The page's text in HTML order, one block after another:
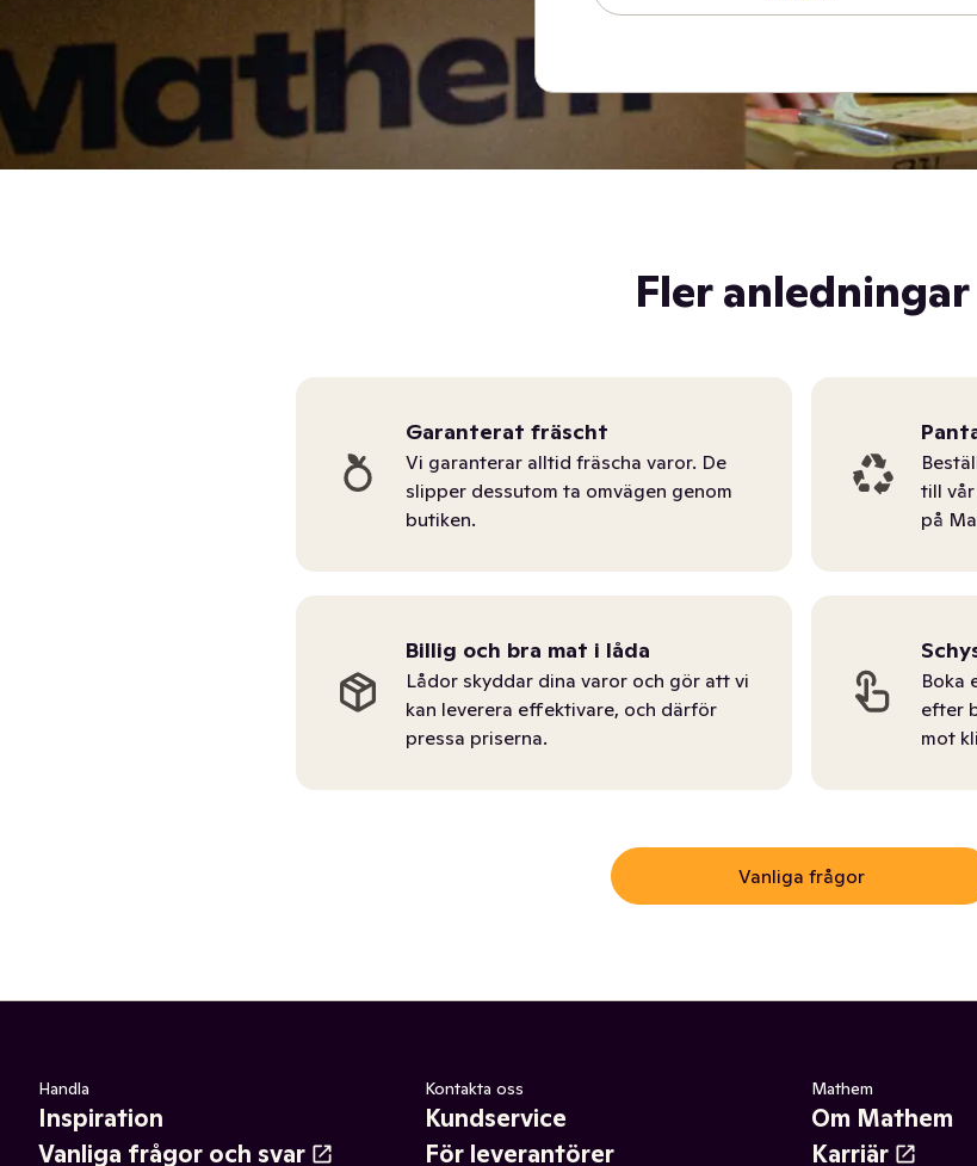
Fler anledningar
Garanterat fräscht
Vi garanterar alltid fräscha varor. De
slipper dessutom ta omvägen genom
butiken.
till
på
Billig och bra mat i låda
Lådor skyddar dina varor och gör att vi
kan leverera effektivare, och därför
pressa priserna.
Boka
efter
mot
Vanliga frågor
Handla
Inspiration
Vanliga frågor och svar
Kontakta oss
Kundservice
För leverantörer
Mathem
Om Mathem
Karriär